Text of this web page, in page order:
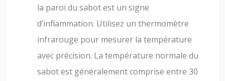
la paroi du sabot est un signe
d’inflammation. Utilisez un thermomètre
infrarouge pour mesurer la température
avec précision. La température normale du
sabot est généralement comprise entre 30